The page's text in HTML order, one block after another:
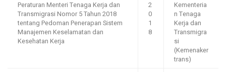
Peraturan Menteri Tenaga Kerja dan
Transmigrasi Nomor 5 Tahun 2018
tentang Pedoman Penerapan Sistem
Manajemen Keselamatan dan
Kesehatan Kerja
2
0
1
8
Kementeria
n Tenaga
Kerja dan
Transmigra
si
(Kemenaker
trans)